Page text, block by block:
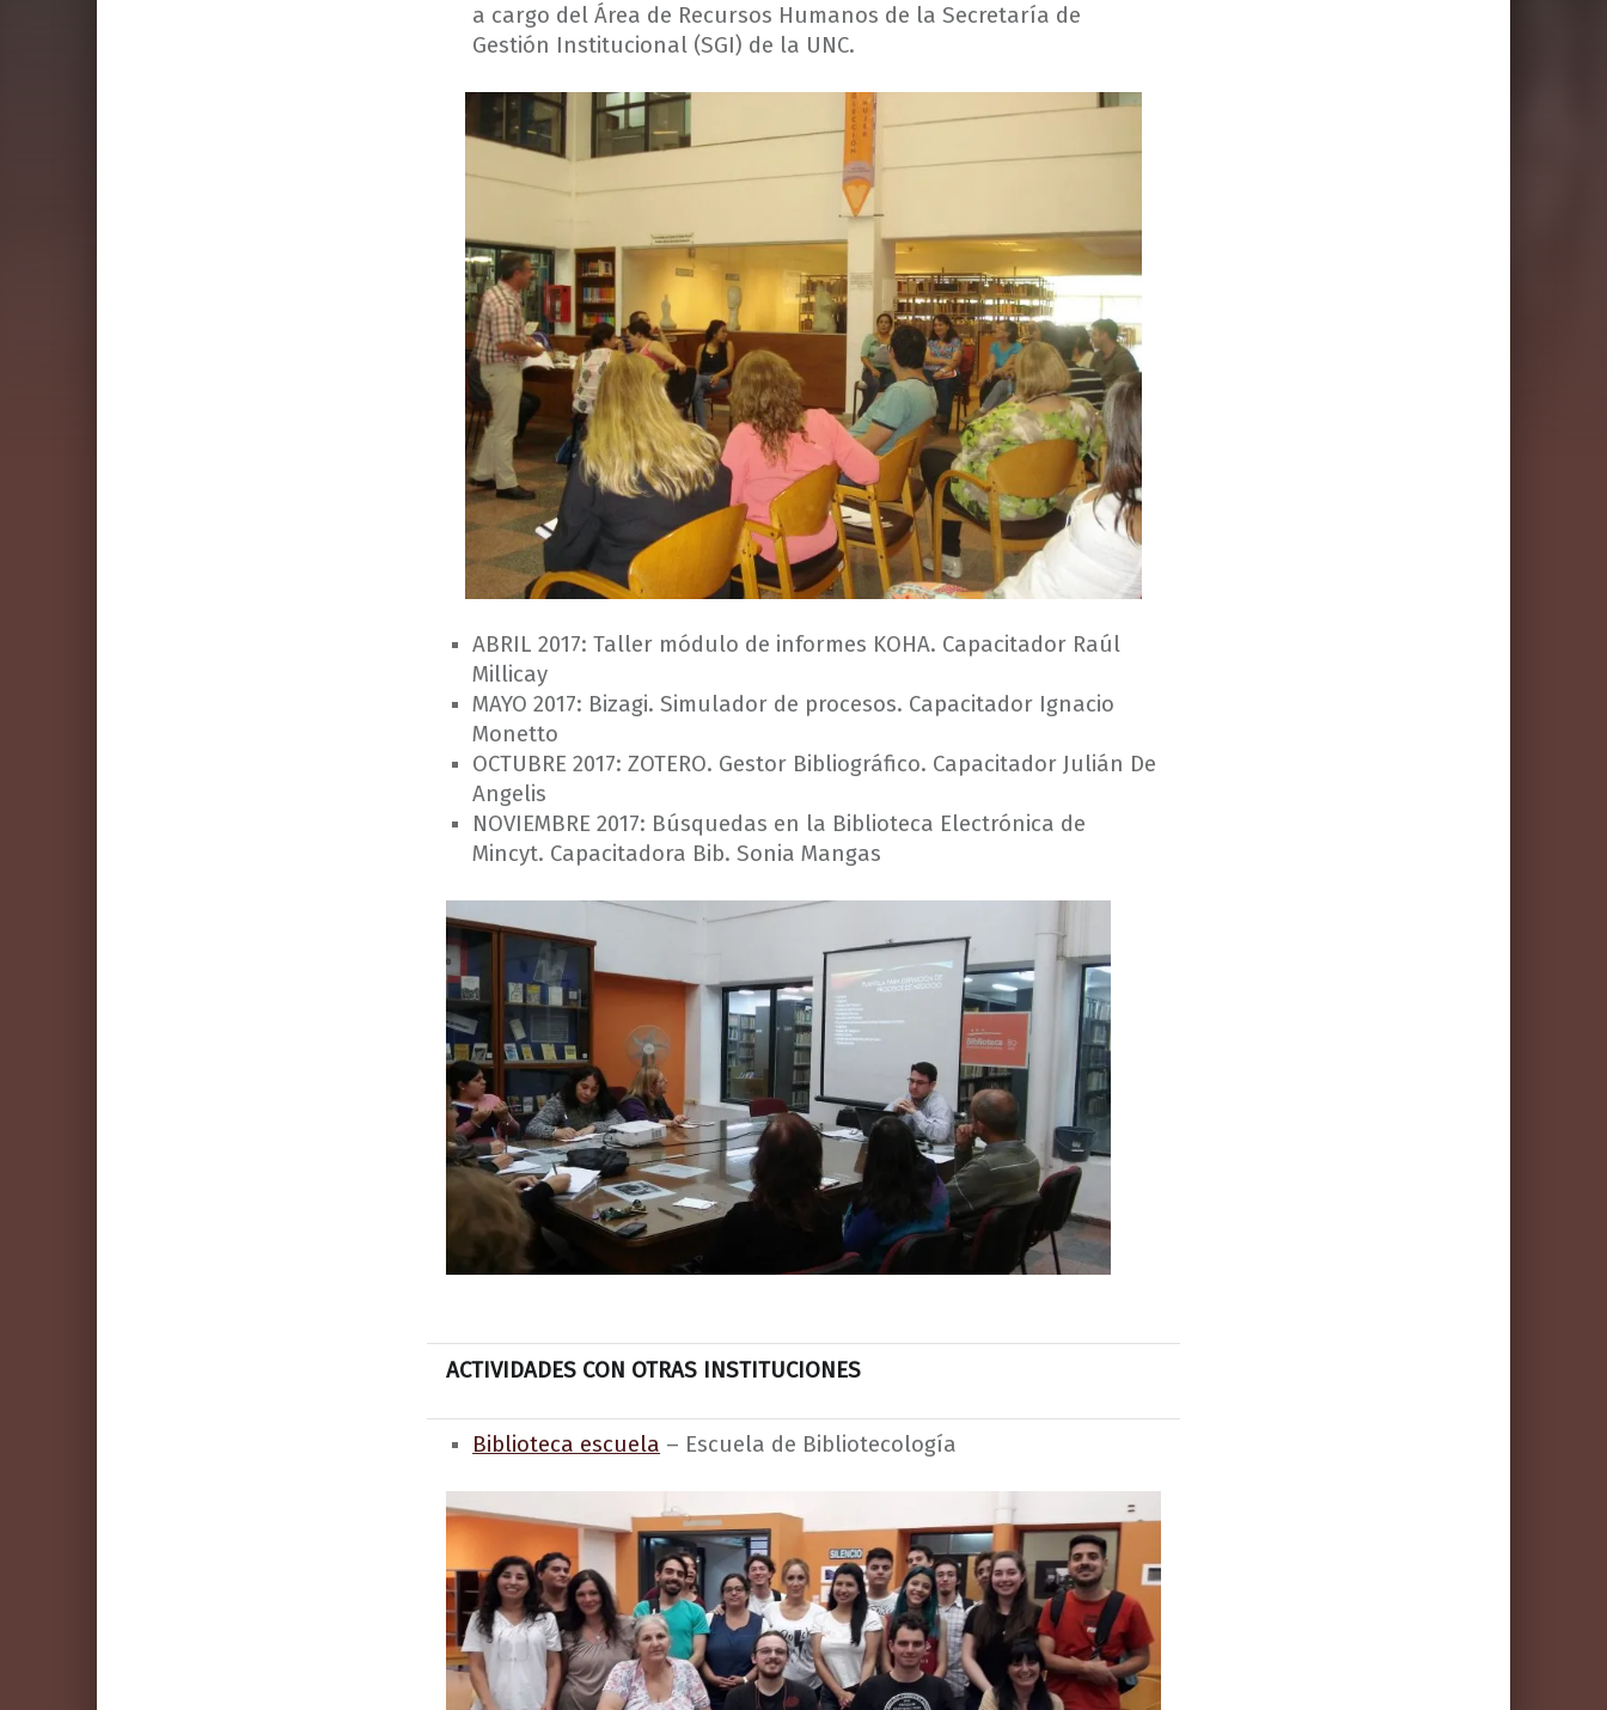
a cargo del Área de Recursos Humanos de la Secretaría de
Gestión Institucional (SGI) de la UNC.
ABRIL 2017: Taller módulo de informes KOHA. Capacitador Raúl
Millicay
MAYO 2017: Bizagi. Simulador de procesos. Capacitador Ignacio
Monetto
OCTUBRE 2017: ZOTERO. Gestor Bibliográfico. Capacitador Julián De
Angelis
NOVIEMBRE 2017: Búsquedas en la Biblioteca Electrónica de
Mincyt. Capacitadora Bib. Sonia Mangas
ACTIVIDADES CON OTRAS INSTITUCIONES
Biblioteca escuela – Escuela de Bibliotecología